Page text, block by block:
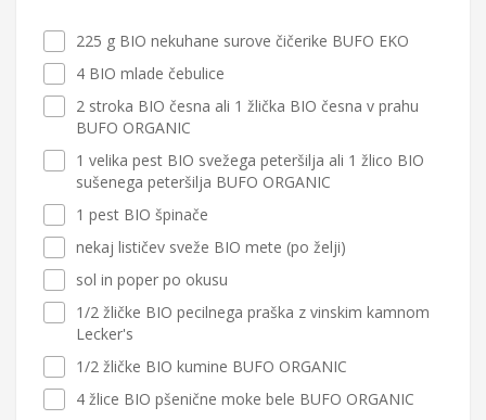
225 g BIO nekuhane surove čičerike BUFO EKO
4 BIO mlade čebulice
2 stroka BIO česna ali 1 žlička BIO česna v prahu
BUFO ORGANIC
1 velika pest BIO svežega peteršilja ali 1 žlico BIO
sušenega peteršilja BUFO ORGANIC
1 pest BIO špinače
nekaj lističev sveže BIO mete (po želji)
sol in poper po okusu
1/2 žličke BIO pecilnega praška z vinskim kamnom
Lecker's
1/2 žličke BIO kumine BUFO ORGANIC
4 žlice BIO pšenične moke bele BUFO ORGANIC